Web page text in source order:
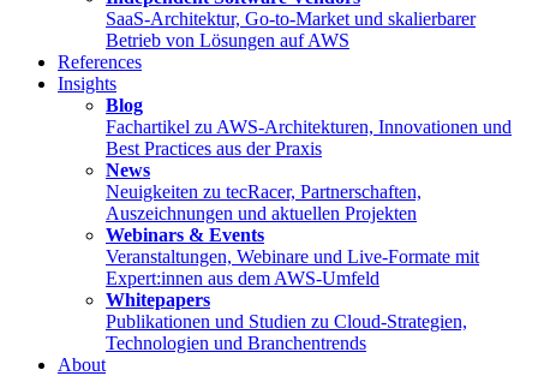
SaaS-Architektur, Go-to-Market und skalierbarer
Betrieb von Lösungen auf AWS
References
Insights
Blog
Fachartikel zu AWS-Architekturen, Innovationen und
Best Practices aus der Praxis
News
Neuigkeiten zu tecRacer, Partnerschaften,
Auszeichnungen und aktuellen Projekten
Webinars & Events
Veranstaltungen, Webinare und Live-Formate mit
Expert:innen aus dem AWS-Umfeld
Whitepapers
Publikationen und Studien zu Cloud-Strategien,
Technologien und Branchentrends
About